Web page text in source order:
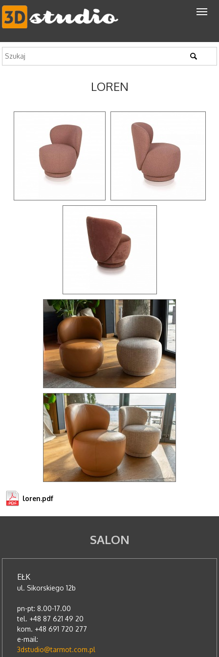
LOREN
loren.pdf
SALON
EŁK
ul. Sikorskiego 12b
pn-pt: 8.00-17.00
tel. +48 87 621 49 20
kom. +48 691 720 277
e-mail:
3dstudio@tarmot.com.pl